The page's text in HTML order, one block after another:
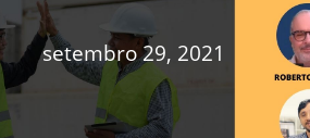
setembro 29, 2021